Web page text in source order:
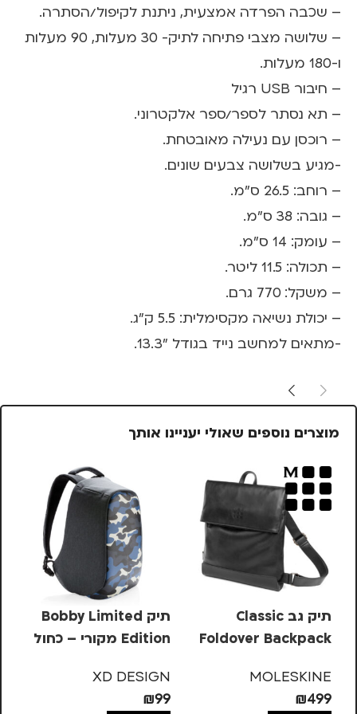
– שכבה הפרדה אמצעית, ניתנת לקיפול/הסתרה.
– שלושה מצבי פתיחה לתיק- 30 מעלות, 90 מעלות
ו-180 מעלות.
– חיבור USB רגיל
– תא נסתר לספר/ספר אלקטרוני.
– רוכסן עם נעילה מאובטחת.
-מגיע בשלושה צבעים שונים.
– רוחב: 26.5 ס"מ.
– גובה: 38 ס"מ.
– עומק: 14 ס"מ.
– תכולה: 11.5 ליטר.
– משקל: 770 גרם.
– יכולת נשיאה מקסימלית: 5.5 ק"ג.
-מתאים למחשב נייד בגודל "13.3.
מוצרים נוספים שאולי יעניינו אותך
תיק גב Classic
Foldover Backpack
MOLESKINE
₪499
תיק Bobby Limited
Edition מקורי – כחול
XD DESIGN
₪99